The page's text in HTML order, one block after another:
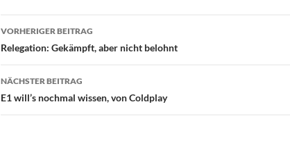
Beitragsnavigation
VORHERIGER BEITRAG
Relegation: Gekämpft, aber nicht belohnt
NÄCHSTER BEITRAG
E1 will’s nochmal wissen, von Coldplay